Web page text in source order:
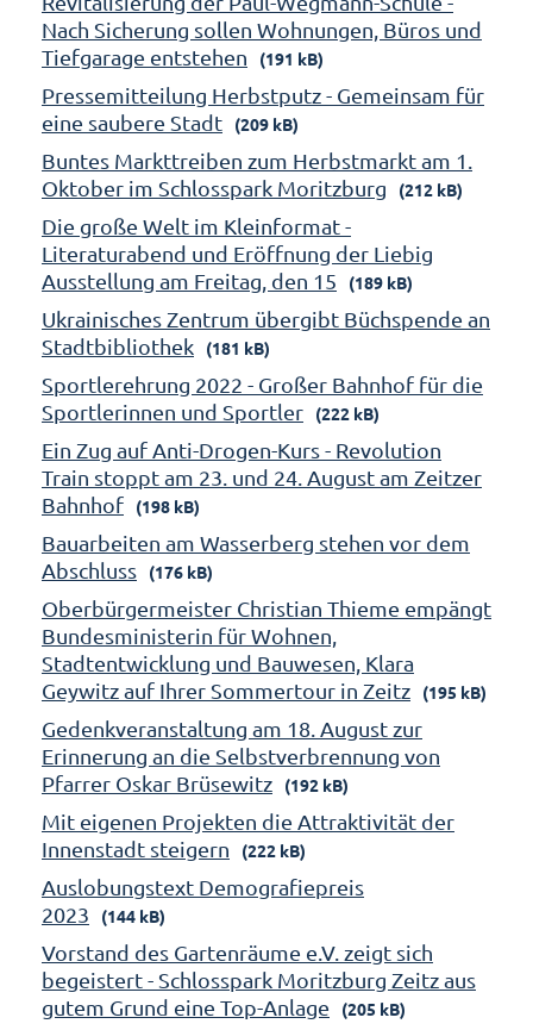
Nach Sicherung sollen Wohnungen, Büros und
Tiefgarage entstehen
(191 kB)
Pressemitteilung Herbstputz - Gemeinsam für
eine saubere Stadt
(209 kB)
Buntes Markttreiben zum Herbstmarkt am 1.
Oktober im Schlosspark Moritzburg
(212 kB)
Die große Welt im Kleinformat -
Literaturabend und Eröffnung der Liebig
Ausstellung am Freitag, den 15
(189 kB)
Ukrainisches Zentrum übergibt Büchspende an
Stadtbibliothek
(181 kB)
Sportlerehrung 2022 - Großer Bahnhof für die
Sportlerinnen und Sportler
(222 kB)
Ein Zug auf Anti-Drogen-Kurs - Revolution
Train stoppt am 23. und 24. August am Zeitzer
Bahnhof
(198 kB)
Bauarbeiten am Wasserberg stehen vor dem
Abschluss
(176 kB)
Oberbürgermeister Christian Thieme empängt
Bundesministerin für Wohnen,
Stadtentwicklung und Bauwesen, Klara
Geywitz auf Ihrer Sommertour in Zeitz
(195 kB)
Gedenkveranstaltung am 18. August zur
Erinnerung an die Selbstverbrennung von
Pfarrer Oskar Brüsewitz
(192 kB)
Mit eigenen Projekten die Attraktivität der
Innenstadt steigern
(222 kB)
Auslobungstext Demografiepreis
2023
(144 kB)
Vorstand des Gartenräume e.V. zeigt sich
begeistert - Schlosspark Moritzburg Zeitz aus
gutem Grund eine Top-Anlage
(205 kB)